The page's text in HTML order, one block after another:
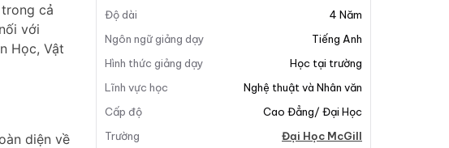
cả
với
Học, Vật
diện về
Độ dài 4 Năm
Ngôn ngữ giảng dạy
Tiếng Anh
Hình thức giảng dạy
Học tại trường
Lĩnh vực học
Nghệ thuật và Nhân văn
Cấp độ
Cao Đẳng/ Đại Học
Trường
Đại Học McGill